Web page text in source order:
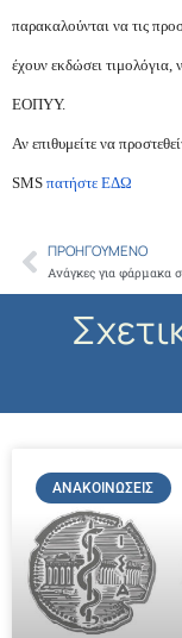
παρακαλούνται να τις
έχουν εκδώσει
ΕΟΠΥΥ.
Αν επιθυμείτε να
SMS πατήστε ΕΔΩ
Prev
ΠΡΟΗΓΟΎΜΕΝΟ
ΑΝΑΚΟΙΝΏΣΕΙΣ